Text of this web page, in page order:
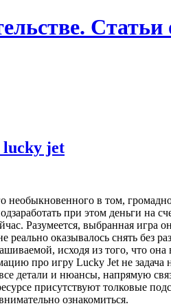
lucky jet
необыкновенного в том,
при этом деньги на
Разумеется, выбранная
реально оказывалось снять
исходя из того, что
про игру Lucky Jet не
детали и нюансы, напрямую
присутствуют толковые
ознакомиться.